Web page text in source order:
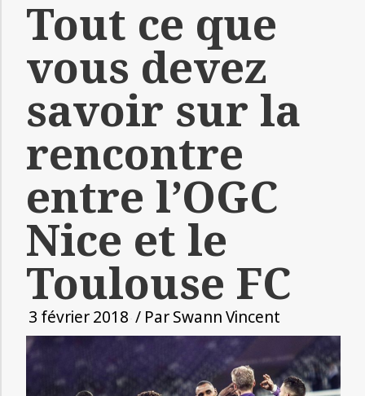
Tout ce que
vous devez
savoir sur la
rencontre
entre l’OGC
Nice et le
Toulouse FC
3 février 2018 / ParSwann Vincent